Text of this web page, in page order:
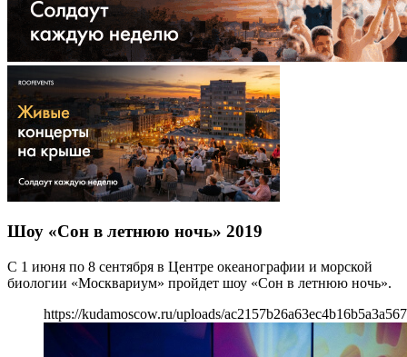
Шоу «Сон в летнюю ночь» 2019
С 1 июня по 8 сентября в Центре океанографии и морской
биологии «Москвариум» пройдет шоу «Сон в летнюю ночь».
https://kudamoscow.ru/uploads/